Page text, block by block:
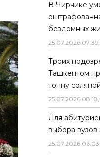
В Чирчике
бездомных
25.07.2026 07:39,
Троих
Ташкентом
тонну
25.07.2026 08:18,
Для
выбора вузов
25.07.2026 06:03,